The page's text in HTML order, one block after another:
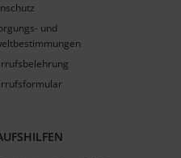
und